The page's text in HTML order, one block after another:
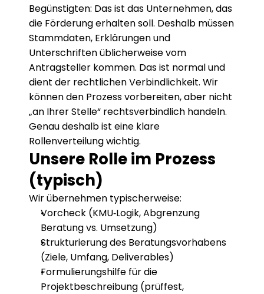
Begünstigten: Das ist das Unternehmen, das
die Förderung erhalten soll. Deshalb müssen
Stammdaten, Erklärungen und
Unterschriften üblicherweise vom
Antragsteller kommen. Das ist normal und
dient der rechtlichen Verbindlichkeit. Wir
können den Prozess vorbereiten, aber nicht
„an Ihrer Stelle“ rechtsverbindlich handeln.
Genau deshalb ist eine klare
Rollenverteilung wichtig.
Unsere Rolle im Prozess
(typisch)
Wir übernehmen typischerweise:
Vorcheck (KMU‑Logik, Abgrenzung
Beratung vs. Umsetzung)
Strukturierung des Beratungsvorhabens
(Ziele, Umfang, Deliverables)
Formulierungshilfe für die
Projektbeschreibung (prüffest,